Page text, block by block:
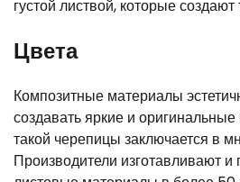
густой листвой, которые
Цвета
Композитные материалы
создавать яркие и
такой черепицы заключается в
Производители изготавливают